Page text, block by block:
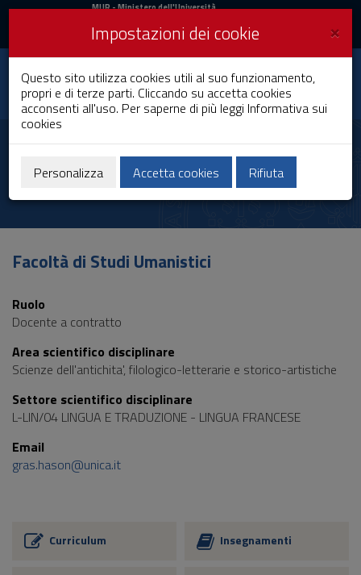
Vai
al
navigazione
sito
al
MIUR
Accedi
MUR- Ministero dell'Università
Accedi UniCA News
Toggle
navigation
Università degli
Studi di Cagliari
Gras Hason
Facoltà di Studi Umanistici
Ruolo
Docente a contratto
Area scientifico disciplinare
Scienze dell'antichita', filologico-letterarie e storico-artistiche
Settore scientifico disciplinare
L-LIN/04 LINGUA E TRADUZIONE - LINGUA FRANCESE
Email
gras.hason@unica.it
Curriculum Insegnamenti
×
Impostazioni dei cookie
Questo sito utilizza cookies utili al suo funzionamento,
propri e di terze parti. Cliccando su accetta cookies
acconsenti all'uso. Per saperne di più leggi Informativa sui
cookies
Personalizza Accetta cookies Rifiuta